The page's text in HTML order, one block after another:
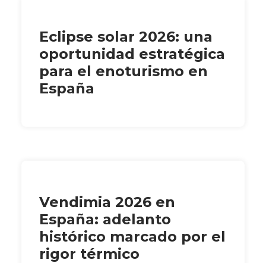
Eclipse solar 2026: una
oportunidad estratégica
para el enoturismo en
España
Vendimia 2026 en
España: adelanto
histórico marcado por el
rigor térmico